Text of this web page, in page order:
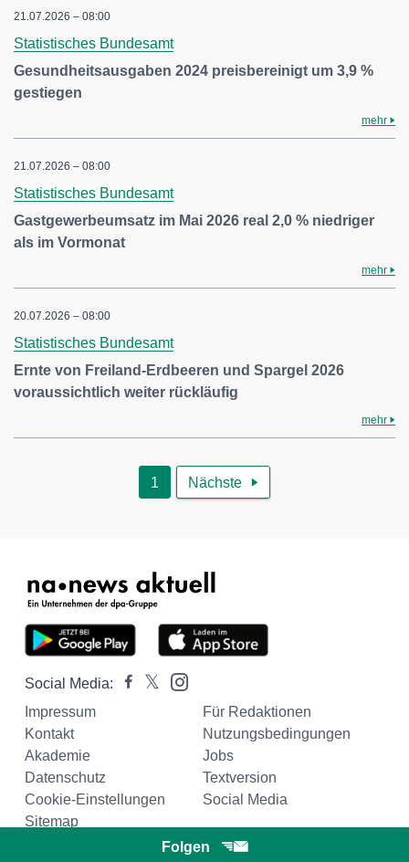
Folgen
21.07.2026 – 08:00
Statistisches Bundesamt
Gesundheitsausgaben 2024 preisbereinigt um 3,9 %
gestiegen
mehr
21.07.2026 – 08:00
Statistisches Bundesamt
Gastgewerbeumsatz im Mai 2026 real 2,0 % niedriger
als im Vormonat
mehr
20.07.2026 – 08:00
Statistisches Bundesamt
Ernte von Freiland-Erdbeeren und Spargel 2026
voraussichtlich weiter rückläufig
mehr
1 Nächste 
Social Media:
Impressum
Für Redaktionen
Kontakt
Nutzungsbedingungen
Akademie
Jobs
Datenschutz
Textversion
Cookie-Einstellungen
Social Media
Sitemap